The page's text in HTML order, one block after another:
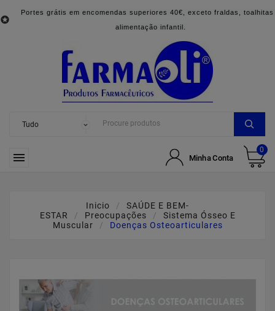

Portes grátis em encomendas superiores 40€, exceto fraldas, toalhitas
alimentação infantil.
 Minha Conta
0
Inicio
SAÚDE E BEM-
ESTAR
Preocupações
Sistema Ósseo E
Muscular
Doenças Osteoarticulares